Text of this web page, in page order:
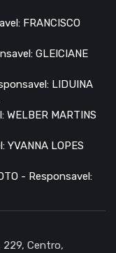
FRANCISCO
GLEICIANE
LIDUINA
WELBER MARTINS
YVANNA LOPES
- Responsavel:
229, Centro,